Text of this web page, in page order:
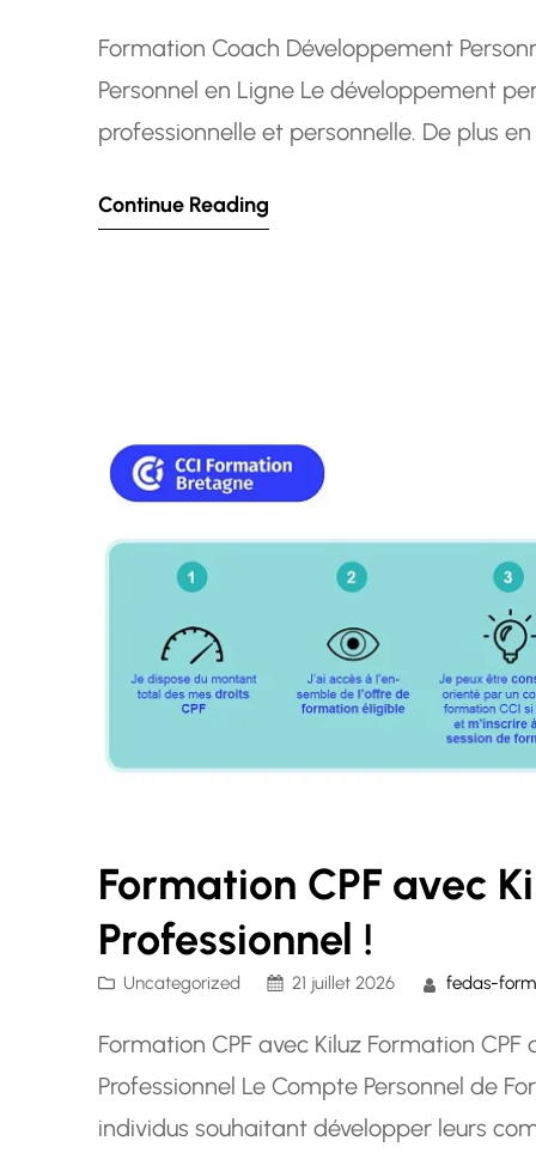
Formation Coach Développement
Personnel en Ligne Le développement
professionnelle et personnelle. De plus
spécialisées. Les formations de coaching
Continue Reading
Formation CPF avec
Professionnel !
Uncategorized 21 juillet 2026 fedas-
Formation CPF avec Kiluz Formation
Professionnel Le Compte Personnel de
individus souhaitant développer leurs